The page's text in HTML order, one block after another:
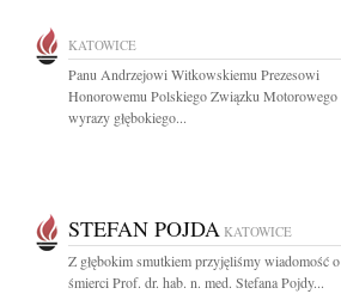
KATOWICE
Panu Andrzejowi Witkowskiemu Prezesowi
Honorowemu Polskiego Związku Motorowego
wyrazy głębokiego...
STEFAN POJDA KATOWICE
Z głębokim smutkiem przyjęliśmy wiadomość o
śmierci Prof. dr. hab. n. med. Stefana Pojdy...